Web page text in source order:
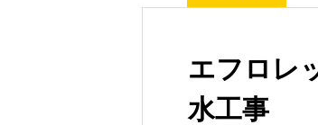
エフロレ
水工事